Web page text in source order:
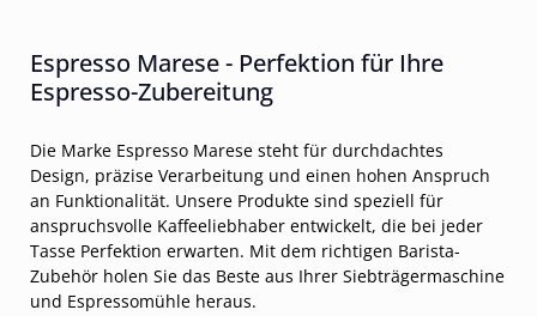
Espresso Marese - Perfektion für Ihre
Espresso-Zubereitung
Die Marke Espresso Marese steht für durchdachtes
Design, präzise Verarbeitung und einen hohen Anspruch
an Funktionalität. Unsere Produkte sind speziell für
anspruchsvolle Kaffeeliebhaber entwickelt, die bei jeder
Tasse Perfektion erwarten. Mit dem richtigen Barista-
Zubehör holen Sie das Beste aus Ihrer Siebträgermaschine
und Espressomühle heraus.